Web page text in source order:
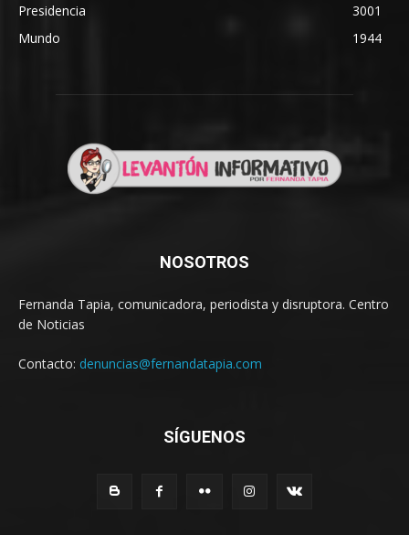
Presidencia
3001
Mundo
1944
NOSOTROS
Fernanda Tapia, comunicadora, periodista y disruptora. Centro
de Noticias
Contacto: denuncias@fernandatapia.com
SÍGUENOS